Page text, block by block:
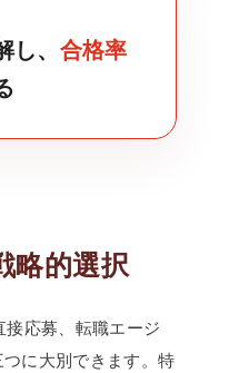
、 合格率
略的選択
応募、転職エージ
に大別できます。特